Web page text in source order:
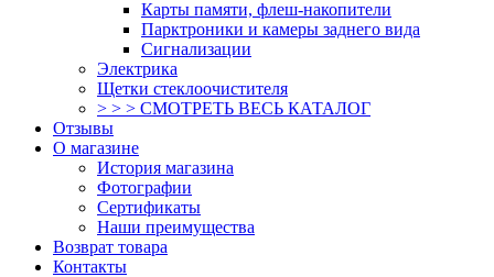
Карты памяти, флеш-накопители
Парктроники и камеры заднего вида
Сигнализации
Электрика
Щетки стеклоочистителя
> > > СМОТРЕТЬ ВЕСЬ КАТАЛОГ
Отзывы
О магазине
История магазина
Фотографии
Сертификаты
Наши преимущества
Возврат товара
Контакты